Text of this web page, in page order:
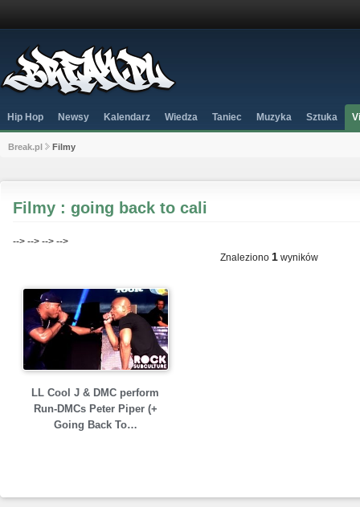
Hip Hop Newsy Kalendarz Wiedza Taniec Muzyka Sztuka
Break.pl Filmy
Filmy : going back to cali
--> --> --> -->
Znaleziono 1 wyników
LL Cool J & DMC perform
Run-DMCs Peter Piper (+
Going Back To…